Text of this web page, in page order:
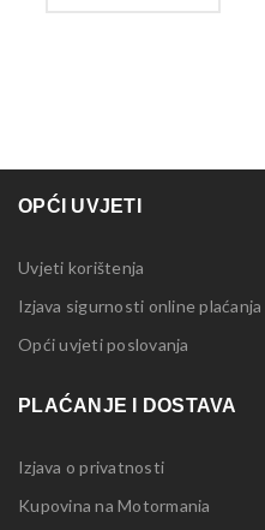
OPĆI UVJETI
Uvjeti korištenja
Izjava sigurnosti online plaćanja
Opći uvjeti poslovanja
PLAĆANJE I DOSTAVA
Izjava o privatnosti
Kupovina na Motormania